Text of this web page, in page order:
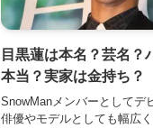
目黒蓮は本名？芸名？
本当？実家は金持ち？
SnowManメンバーとしてデ
俳優やモデルとしても幅広